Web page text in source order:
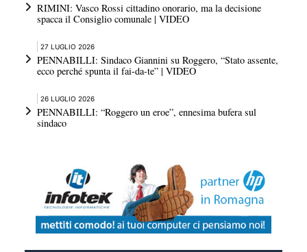
RIMINI: Vasco Rossi cittadino onorario, ma la decisione
spacca il Consiglio comunale | VIDEO
27 LUGLIO 2026
PENNABILLI: Sindaco Giannini su Roggero, “Stato assente,
ecco perché spunta il fai-da-te” | VIDEO
26 LUGLIO 2026
PENNABILLI: “Roggero un eroe”, ennesima bufera sul
sindaco